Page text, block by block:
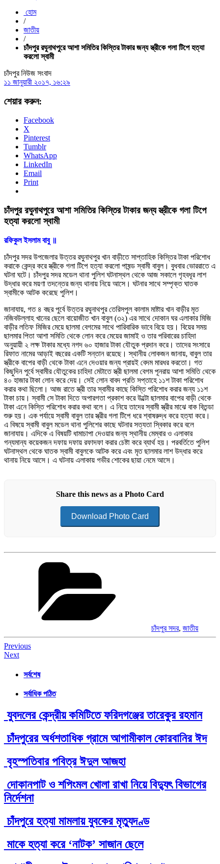
হোম
/
জাতীয়
/
চাঁদপুর রঘুনাথপুরে আশা সমিতির কিস্তির টাকার জন্য স্ত্রীকে গলা টিপে হত্যা
করলো স্বামী
চাঁদপুর নিউজ সংবাদ
১১ জানুয়ারী ২০১৭, ১৬:২৯
শেয়ার করুন:
Facebook
X
Pinterest
Tumblr
WhatsApp
LinkedIn
Email
Print
চাঁদপুর রঘুনাথপুরে আশা সমিতির কিস্তির টাকার জন্য স্ত্রীকে গলা টিপে
হত্যা করলো স্বামী
রফিকুল ইসলাম বাবু ॥
চাঁদপুর সদর উপজেলার উত্তর রঘুনাথপুর খান বাড়ীতে সাপ্তাহিক কিস্তির টাকা পরিশোধ
করাকে কেন্দ্র করে স্ত্রীকে গলা টিপে হত্যা করলো পাষন্ড স্বামী বাবুল। বুধবার ভোররাতে এ
ঘটনা ঘটে। চাঁদপুর সদর মডেল থানা পুলিশ ঘটনাস্থল থেকে আজ সকালে গৃহবধূর লাশ
উদ্ধার করে ময়ণা তদন্তের জন্য থানায় নিয়ে আসে। ঘটনার সাথে সম্পৃক্ত ঘাতক
স্বামীকে আটক করেছে পুলিশ।
জানাযায়, গত ৪ বছর পুর্বে উত্তর রঘুনাথপুর তেরিসপুল কালাম মাষ্টার খান বাড়ীর মৃত
নজিবউল্লাহ খানের ছেলে বায়োজীত খান বাবুল (৩২) এর সাথে দোকান ঘর এলাকার মিজি
বাড়ীর লতিফ মিজির মেয়ে ছালমা বেগমের সাথে পারিবারিক ভাবে বিয়ে হয়। বিয়ের সময়
ছালমার পিতা আশা সমিতি থেকে লোন করে মেয়ের জামাই ও তার পরিবারের চাহিদা
অনুয়ায়ী ২ লক্ষ টাকার মধ্যে নগদ ৬০ হাজার টাকা যৌতুক প্রদান করে। তাদের সংসারে
রিফাত নামের আড়াই বছরের একটি সন্তান রয়েছে। স্থানীয় লোকজন জানায়, বাবুল তার
স্ত্রীকে বাপের বাড়ী থেকে টাকা এনে দেওয়ার জন্য প্রায়ই বেদম মারধর করতো। গত
কিছুদিন পুর্বে স্বামীর যৌতুকের চাহিদা মেটাতে স্ত্রী ছালমা বেগম পূনরায় আশা সমিতি থেকে
৪০ হাজার টাকা লোন করে দেয়। সেই লোন বাবদ প্রতি সপ্তাহে ১১শ টাকা পরিশোধ
করার কথা ছিলো। আজ রাতে স্ত্রী তার স্বামীর কাছে কিস্তি পরিশোধ করার জন্য ১১শ
টাকা চায়। স্বামী সে টাকা দিতে অপারগতা প্রকাশ করে উল্টো ছালমার বাপের বাড়ী থেকে
টাকা এনে কিস্তি পরিশোধ করার কথা বলে। এ নিয়ে তাদের স্বামী স্ত্রীর মাঝে বাক বিতন্ডা
শুরু হয়। এক পর্যায়ে স্বামী বাবুল তার স্ত্রীর গলা টিপে ধরে শ্বাষরুদ্ধ করে হত্যা করে।
এ বিষয়ে স্বামী বাবুল মডেল থানা পুলিশের কাছে ঘটনার সত্যতা স্বিকার করে বলে
জানাযায়। এদিকে এ বিষয়টি ধামাচাপা দেওয়ার জন্য স্থানীয় মেম্বার ও এলাকার
গন্যমান্য কয়েকজন দফায় দফায় রফাদফা করার চেষ্টা করে ব্যার্থ হয়। পরবর্তিতে পুলিশ
ঘটনাস্থল থেকে ঘাতক স্বামী বাবুলকে আটক করে এবং মৃত ছালমার লাশ উদ্ধার করে
থানায় নিয়ে আসে। এ ঘটনায় এলাকায় গভীর শোকের ছায়া নেমে আসে।
Share this news as a Photo Card
Download Photo Card
চাঁদপুর সদর, জাতীয়
Post
navigation
Previous
Next
সর্বশেষ
সর্বাধিক পঠিত
যুবদলের কেন্দ্রীয় কমিটিতে ফরিদগঞ্জের তারেকুর রহমান
চাঁদপুরের অর্ধশতাধিক গ্রামে আগামীকাল কোরবানির ঈদ
বৃহস্পতিবার পবিত্র ঈদুল আজহা
দোকানপাট ও শপিংমল খোলা রাখা নিয়ে বিদ্যুৎ বিভাগের
নির্দেশনা
চাঁদপুরে হত্যা মামলায় যুবকের মৃত্যুদণ্ড
মাকে হত্যা করে ‘নাটক’ সাজান ছেলে